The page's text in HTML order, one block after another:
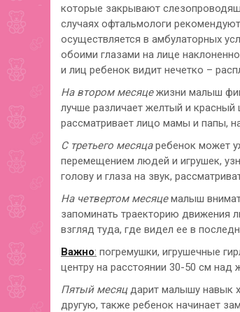
которые закрывают
случаях офтальмологи
осуществляется в амбулаторных
обоими глазами на лице
и лиц ребенок видит нечетко –
На втором месяцежизни малыш
лучше различает желтый и
рассматривает лицо мамы и папы,
С третьего месяцаребенок может
перемещением людей и игрушек,
голову и глаза на звук,
На четвертом месяцемалыш
запоминать траекторию движения
взгляд туда, где видел ее в
Важно: погремушки, игрушечные
центру на расстоянии 30-50 см над
Пятый месяцдарит малышу навык
другую, также ребенок начинает